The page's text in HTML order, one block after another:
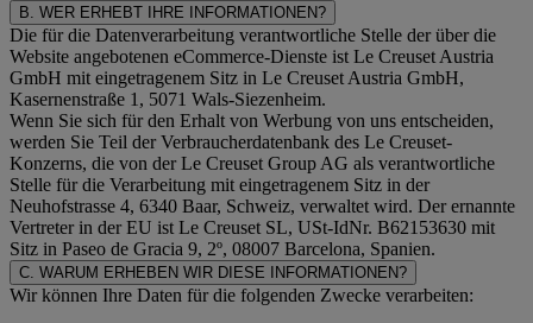
B. WER ERHEBT IHRE INFORMATIONEN?
Die für die Datenverarbeitung verantwortliche Stelle der über die
Website angebotenen eCommerce-Dienste ist Le Creuset Austria
GmbH mit eingetragenem Sitz in Le Creuset Austria GmbH,
Kasernenstraße 1, 5071 Wals-Siezenheim.
Wenn Sie sich für den Erhalt von Werbung von uns entscheiden,
werden Sie Teil der Verbraucherdatenbank des Le Creuset-
Konzerns, die von der Le Creuset Group AG als verantwortliche
Stelle für die Verarbeitung mit eingetragenem Sitz in der
Neuhofstrasse 4, 6340 Baar, Schweiz, verwaltet wird. Der ernannte
Vertreter in der EU ist Le Creuset SL, USt-IdNr. B62153630 mit
Sitz in Paseo de Gracia 9, 2º, 08007 Barcelona, Spanien.
C. WARUM ERHEBEN WIR DIESE INFORMATIONEN?
Wir können Ihre Daten für die folgenden Zwecke verarbeiten: